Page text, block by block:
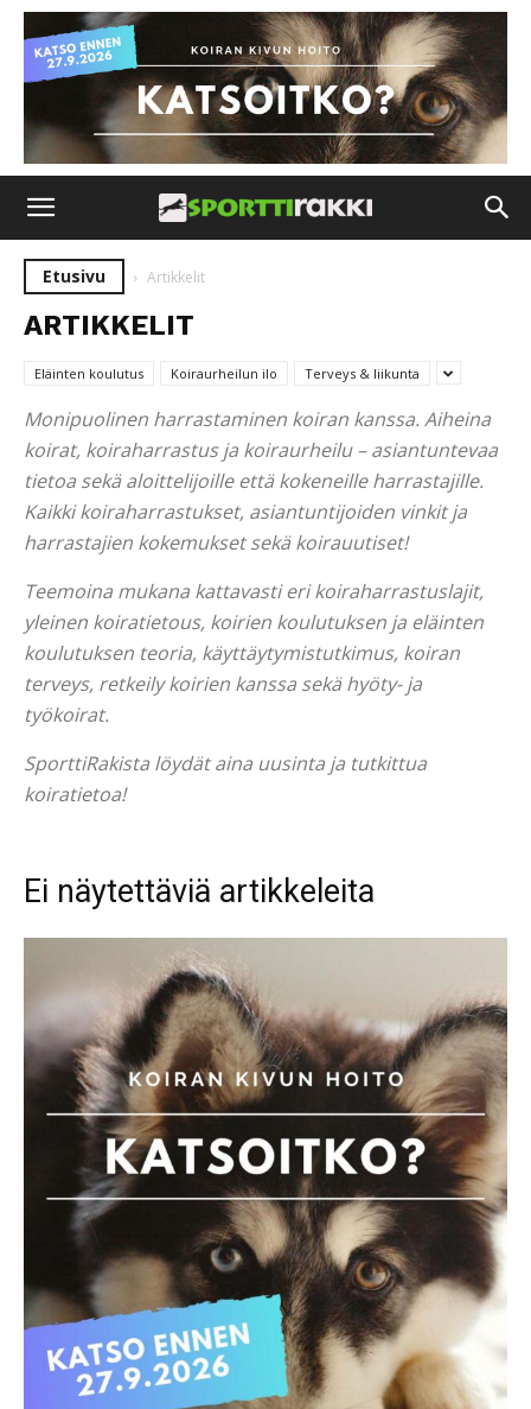
Etusivu Artikkelit
ARTIKKELIT
Eläinten koulutus Koiraurheilun ilo Terveys & liikunta
Monipuolinen harrastaminen koiran kanssa. Aiheina
koirat, koiraharrastus ja koiraurheilu – asiantuntevaa
tietoa sekä aloittelijoille että kokeneille harrastajille.
Kaikki koiraharrastukset, asiantuntijoiden vinkit ja
harrastajien kokemukset sekä koirauutiset!
Teemoina mukana kattavasti eri koiraharrastuslajit,
yleinen koiratietous, koirien koulutuksen ja eläinten
koulutuksen teoria, käyttäytymistutkimus, koiran
terveys, retkeily koirien kanssa sekä hyöty- ja
työkoirat.
SporttiRakista löydät aina uusinta ja tutkittua
koiratietoa!
Ei näytettäviä artikkeleita